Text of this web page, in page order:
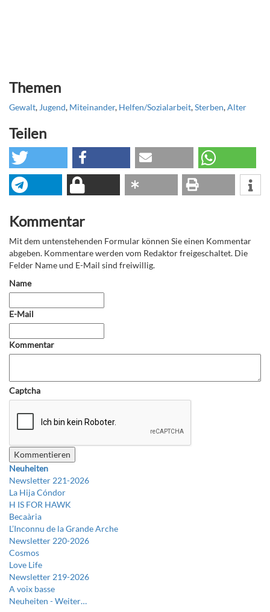
Themen
Gewalt, Jugend, Miteinander, Helfen/Sozialarbeit,Sterben,Alter
Teilen
Kommentar
Mit dem untenstehenden Formular können Sie einen Kommentar
abgeben. Kommentare werden vom Redaktor freigeschaltet. Die
Felder Name und E-Mail sind freiwillig.
Name
E-Mail
Kommentar
Captcha
Neuheiten
Newsletter 221-2026
La Hija Cóndor
H IS FOR HAWK
Becaària
L’Inconnu de la Grande Arche
Newsletter 220-2026
Cosmos
Love Life
Newsletter 219-2026
A voix basse
Neuheiten -Weiter…